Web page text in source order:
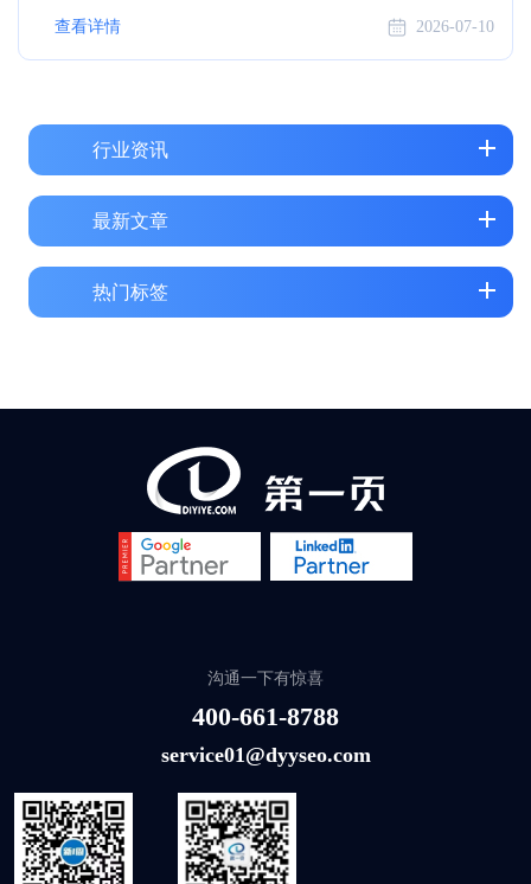
核心原因在于：海外采购商无法实地考察，无法判断你是真
实工厂还是贸易中间商，最终因信任不足放弃合作。 某跨境
无法实地验厂时，网站上的工厂实力证明内容是决定是否发
送询盘的核心依据；超过 40% 的采购商会因网站缺乏生产场
止对接。工厂型独...
查看详情 2026-07-10
行业资讯
最新文章
热门标签
沟通一下有惊喜
400-661-8788
service01@dyyseo.com